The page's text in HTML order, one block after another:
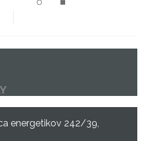
energetikov 242/39,